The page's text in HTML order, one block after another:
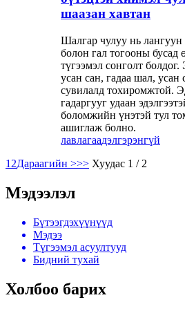
шаазан хавтан
Шалгар чулуу нь лангуун
болон гал тогооны бусад
түгээмэл сонголт
усан сан, гадаа шал, усан
сувилалд тохиромжтой.
гадаргууг удаан
боломжийн үнэтэй тул
ашиглаж болно.
лавлагаадэлгэрэнгүй
1 2Дараагийн >>> Хуудас 1 / 2
Мэдээлэл
Бүтээгдэхүүнүүд
Мэдээ
Түгээмэл асуултууд
Бидний тухай
Холбоо барих